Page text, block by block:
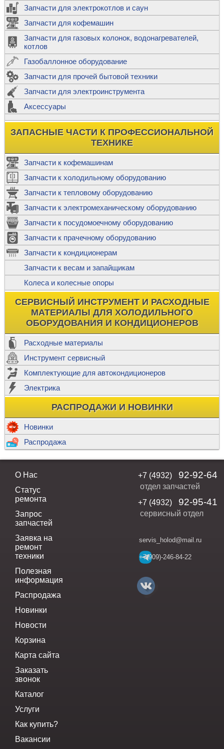
Запчасти для электрокотлов и саун
Запчасти для кофемашин
Запчасти для газовых колонок, водонагревателей,
котлов
Газобаллонное оборудование
Запчасти для прочей бытовой техники
Запчасти для электроинструмента
Аксессуары
ЗАПАСНЫЕ ЧАСТИ К ПРОФЕССИОНАЛЬНОЙ
ТЕХНИКЕ
Запчасти к кофемашинам
Запчасти к холодильному оборудованию
Запчасти к тепловому оборудованию
Запчасти к электромеханическому оборудованию
Запчасти к посудомоечному оборудованию
Запчасти к прачечному оборудованию
Запчасти к кондиционерам
Запчасти к весам и запайщикам
Колеса и колесные опоры
СЕРВИСНЫЙ ИНСТРУМЕНТ И РАСХОДНЫЕ
МАТЕРИАЛЫ ДЛЯ ХОЛОДИЛЬНОГО
ОБОРУДОВАНИЯ И КОНДИЦИОНЕРОВ
Расходные материалы
Инструмент сервисный
Комплектующие для автокондиционеров
Электрика
РАСПРОДАЖИ И НОВИНКИ
Новинки
Распродажа
О Нас
Статус
ремонта
Запрос
запчастей
Заявка на
ремонт
техники
Полезная
информация
Распродажа
Новинки
Новости
Корзина
Карта сайта
Заказать
звонок
Каталог
Услуги
Как купить?
Вакансии
+7 (4932) 92-92-64
отдел запчастей
+7 (4932)
92-95-41
сервисный отдел
servis_holod@mail.ru
+7(909)-246-84-22